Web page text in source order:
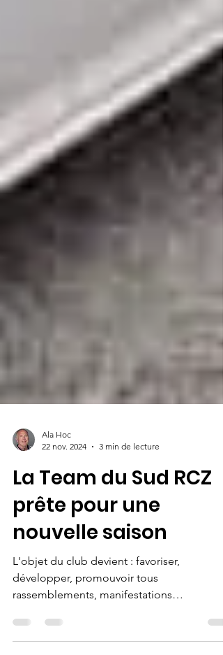
22 nov. 2024
3 min de lecture
La Team du Sud RCZ
prête pour une
nouvelle saison
L'objet du club devient : favoriser,
rassemblements, manifestations
automobiles autour du modèle Peugeot